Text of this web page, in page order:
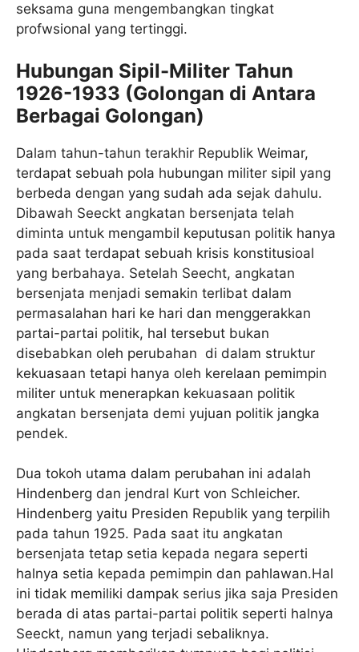
seksama guna mengembangkan tingkat
profwsional yang tertinggi.
Hubungan Sipil-Militer Tahun
1926-1933 (Golongan di Antara
Berbagai Golongan)
Dalam tahun-tahun terakhir Republik Weimar,
terdapat sebuah pola hubungan militer sipil yang
berbeda dengan yang sudah ada sejak dahulu.
Dibawah Seeckt angkatan bersenjata telah
diminta untuk mengambil keputusan politik hanya
pada saat terdapat sebuah krisis konstitusioal
yang berbahaya. Setelah Seecht, angkatan
bersenjata menjadi semakin terlibat dalam
permasalahan hari ke hari dan menggerakkan
partai-partai politik, hal tersebut bukan
disebabkan oleh perubahan di dalam struktur
kekuasaan tetapi hanya oleh kerelaan pemimpin
militer untuk menerapkan kekuasaan politik
angkatan bersenjata demi yujuan politik jangka
pendek.
Dua tokoh utama dalam perubahan ini adalah
Hindenberg dan jendral Kurt von Schleicher.
Hindenberg yaitu Presiden Republik yang terpilih
pada tahun 1925. Pada saat itu angkatan
bersenjata tetap setia kepada negara seperti
halnya setia kepada pemimpin dan pahlawan.Hal
ini tidak memiliki dampak serius jika saja Presiden
berada di atas partai-partai politik seperti halnya
Seeckt, namun yang terjadi sebaliknya.